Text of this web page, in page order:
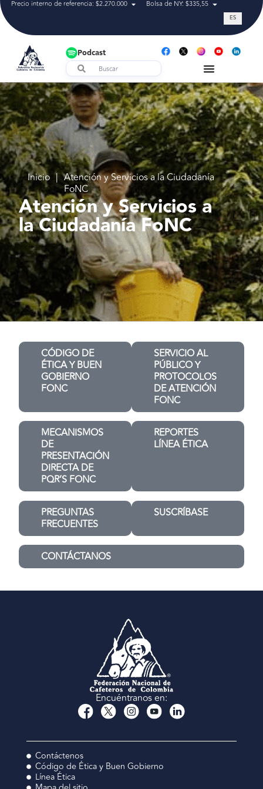
Precio interno de referencia: $2.270.000 Bolsa de NY: $335,55 Tasa de
ES
Podcast
Inicio | Atención y Servicios a la Ciudadanía
FoNC
Atención y Servicios a
la Ciudadanía FoNC
CÓDIGO DE
ÉTICA Y BUEN
GOBIERNO
FONC
SERVICIO AL
PÚBLICO Y
PROTOCOLOS
DE ATENCIÓN
FONC
MECANISMOS
DE
PRESENTACIÓN
DIRECTA DE
PQR’S FONC
REPORTES
LÍNEA ÉTICA
PREGUNTAS
FRECUENTES
SUSCRÍBASE
CONTÁCTANOS
Encuéntranos en:
Contáctenos
Código de Ética y Buen Gobierno
Línea Ética